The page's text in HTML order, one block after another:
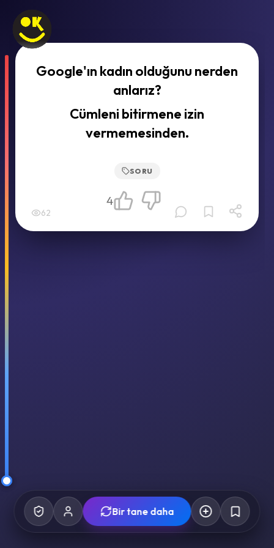
Google'ın kadın olduğunu nerden
anlarız?
Cümleni bitirmene izin
vermemesinden.
SORU
62
4
Bir tane daha